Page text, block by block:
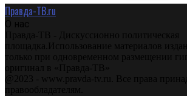
Правда-ТВ.ru
О нас
Правда-ТВ - Дискуссионно политическая
площадка.Использование материалов
только при одновременном размещении
оригинал в «Правда-ТВ»
@2023 - www.pravda-tv.ru. Все права
правообладателям.